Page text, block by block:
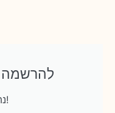
להרשמה
נתראה בקרוב!